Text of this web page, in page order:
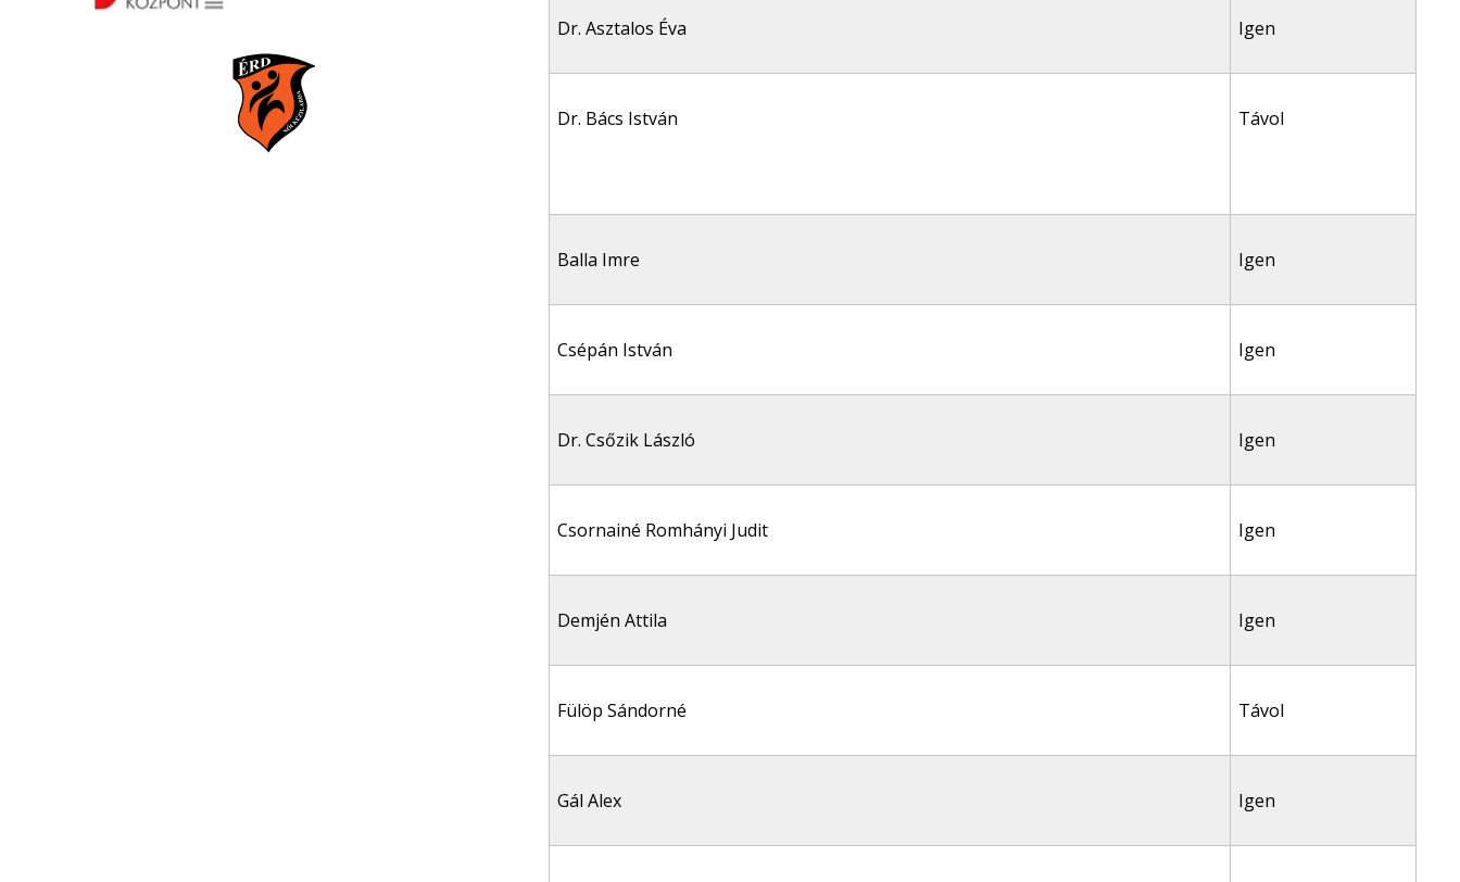
Dr. Asztalos Éva Igen
Dr. Bács István Távol
Balla Imre Igen
Csépán István Igen
Dr. Csőzik László Igen
Csornainé Romhányi Judit Igen
Demjén Attila Igen
Fülöp Sándorné Távol
Gál Alex Igen